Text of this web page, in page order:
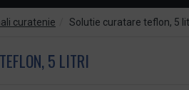
curatenie Solutie curatare teflon, 5
5 LITRI